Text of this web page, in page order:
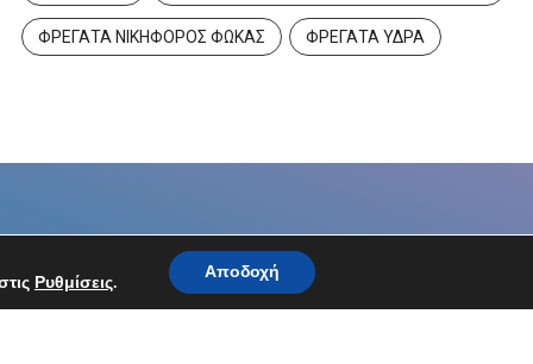
ΦΡΕΓΑΤΑ ΝΙΚΗΦΟΡΟΣ ΦΩΚΑΣ ΦΡΕΓΑΤΑ ΥΔΡΑ
Ρυθμίσεις. Αποδοχή